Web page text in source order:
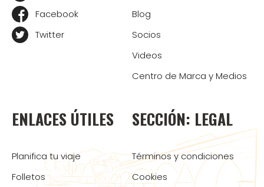
Facebook
Twitter
Blog
Socios
Videos
Centro de Marca y Medios
ENLACES ÚTILES
Planifica tu viaje
Folletos
SECCIÓN: LEGAL
Términos y condiciones
Cookies